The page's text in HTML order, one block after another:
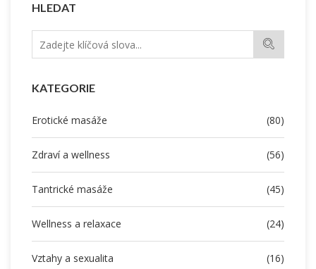
HLEDAT
KATEGORIE
Erotické masáže (80)
Zdraví a wellness (56)
Tantrické masáže (45)
Wellness a relaxace (24)
Vztahy a sexualita (16)